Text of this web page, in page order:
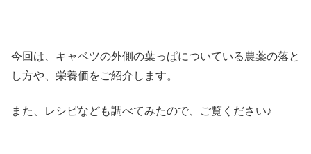
今回は、キャベツの外側の葉っぱについている農薬の落と
し方や、栄養価をご紹介します。
また、レシピなども調べてみたので、ご覧ください♪